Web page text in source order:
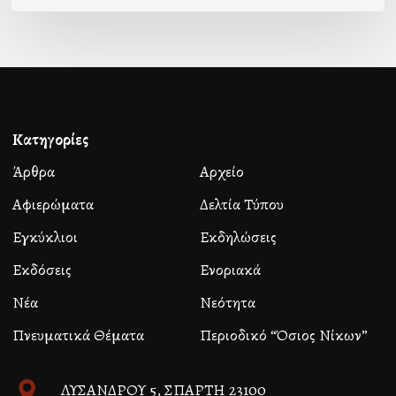
Κατηγορίες
Άρθρα
Αρχείο
Αφιερώματα
Δελτία Τύπου
Εγκύκλιοι
Εκδηλώσεις
Εκδόσεις
Ενοριακά
Νέα
Νεότητα
Πνευματικά Θέματα
Περιοδικό “Όσιος Νίκων”
ΛΥΣΑΝΔΡΟΥ 5, ΣΠΑΡΤΗ 23100